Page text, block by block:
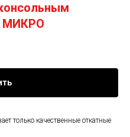
МИКРО
только качественные откатные